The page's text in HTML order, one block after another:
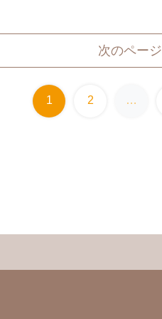
次のページ
1 2 …